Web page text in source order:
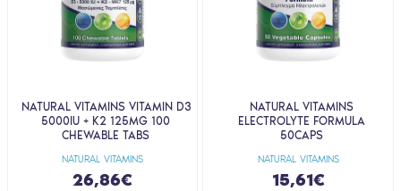
NATURAL VITAMINS
NATURAL VITAMINS VITAMIN D3
5000IU + K2 125ΜG 100
CHEWABLE TABS
26,86€
NATURAL VITAMINS
NATURAL VITAMINS
ELECTROLYTE FORMULA
50CAPS
15,61€